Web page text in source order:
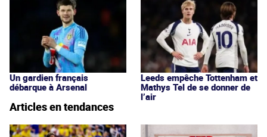
Un gardien français
débarque à Arsenal
Leeds empêche Tottenham et
Mathys Tel de se donner de
l’air
Articles en tendances